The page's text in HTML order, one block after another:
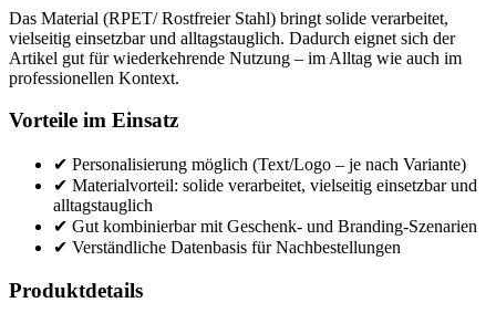
Das Material (RPET/ Rostfreier Stahl) bringt solide verarbeitet,
vielseitig einsetzbar und alltagstauglich. Dadurch eignet sich der
Artikel gut für wiederkehrende Nutzung – im Alltag wie auch im
professionellen Kontext.
Vorteile im Einsatz
✔ Personalisierung möglich (Text/Logo – je nach Variante)
✔ Materialvorteil: solide verarbeitet, vielseitig einsetzbar und
alltagstauglich
✔ Gut kombinierbar mit Geschenk- und Branding-Szenarien
✔ Verständliche Datenbasis für Nachbestellungen
Produktdetails